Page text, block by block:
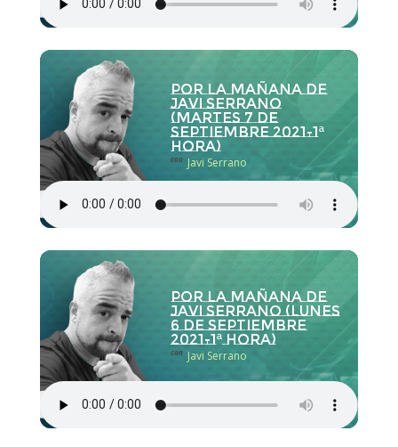
Por la Mañana de
Javi Serrano
(martes 7 de
septiembre 2021-1ª
hora)
con Javi Serrano
Por la Mañana de
Javi Serrano (lunes
6 de septiembre
2021-1ª hora)
con Javi Serrano